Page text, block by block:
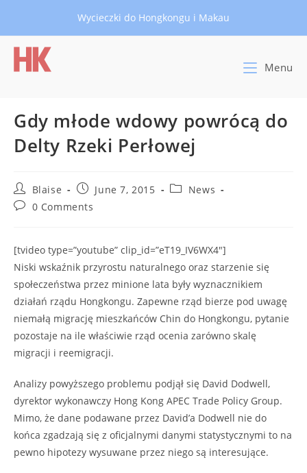
Wycieczki do Hongkongu i Makau
Menu
Gdy młode wdowy powrócą do
Delty Rzeki Perłowej
Post
author:
Blaise
Post
published:
June 7, 2015
PostNews
Post0 Comments
[tvideo type=”youtube” clip_id=”eT19_IV6WX4″]
Niski wskaźnik przyrostu naturalnego oraz starzenie się
społeczeństwa przez minione lata były wyznacznikiem
działań rządu Hongkongu. Zapewne rząd bierze pod uwagę
niemałą migrację mieszkańców Chin do Hongkongu, pytanie
pozostaje na ile właściwie rząd ocenia zarówno skalę
migracji i reemigracji.
Analizy powyższego problemu podjął się David Dodwell,
dyrektor wykonawczy Hong Kong APEC Trade Policy Group.
Mimo, że dane podawane przez David’a Dodwell nie do
końca zgadzają się z oficjalnymi danymi statystycznymi to na
pewno hipotezy wysuwane przez niego są interesujące.